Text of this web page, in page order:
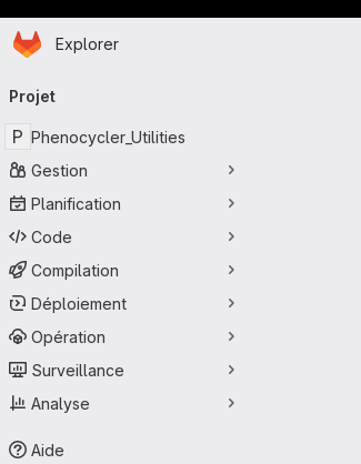
Passer au contenu principal
Page d'accueil
Explorer
principale
Projet
P Phenocycler_Utilities
Gestion
Planification
Code
Compilation
Déploiement
Opération
Surveillance
Analyse
Aide